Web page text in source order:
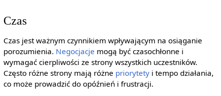
Czas
Czas jest ważnym czynnikiem wpływającym na osiąganie
porozumienia. Negocjacje mogą być czasochłonne i
wymagać cierpliwości ze strony wszystkich uczestników.
Często różne strony mają różne priorytetyi tempo działania,
co może prowadzić do opóźnień i frustracji.